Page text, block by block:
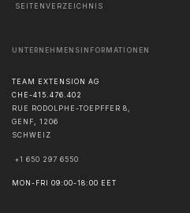
SEITENVERZEICHNIS
UNTERNEHMENSINFORMATIONEN
TEAM EXTENSION AG
CHE-415.476.402
RUE RODOLPHE-TOEPFFER 8,
GENF
1206
SCHWEIZ
+1 650 297 6550
MON-FRI 09:00-18:00 EET